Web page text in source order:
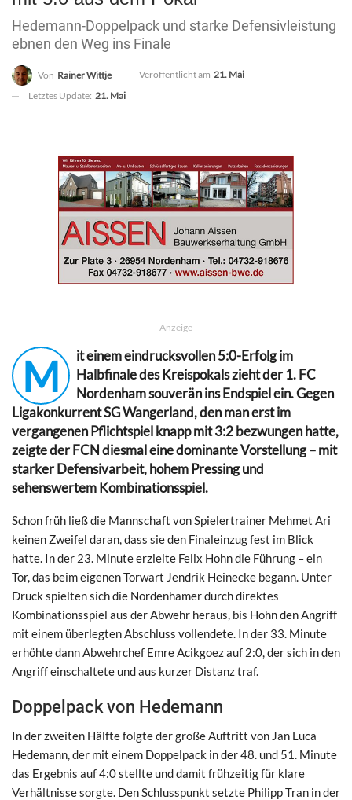
Hedemann-Doppelpack und starke Defensivleistung
ebnen den Weg ins Finale
Von Rainer Wittje Veröffentlicht am 21. Mai
Letztes Update: 21. Mai
Anzeige
M
it einem eindrucksvollen 5:0-Erfolg im
Halbfinale des Kreispokals zieht der 1. FC
Nordenham souverän ins Endspiel ein. Gegen
Ligakonkurrent SG Wangerland, den man erst im
vergangenen Pflichtspiel knapp mit 3:2 bezwungen hatte,
zeigte der FCN diesmal eine dominante Vorstellung – mit
starker Defensivarbeit, hohem Pressing und
sehenswertem Kombinationsspiel.
Schon früh ließ die Mannschaft von Spielertrainer Mehmet Ari
keinen Zweifel daran, dass sie den Finaleinzug fest im Blick
hatte. In der 23. Minute erzielte Felix Hohn die Führung – ein
Tor, das beim eigenen Torwart Jendrik Heinecke begann. Unter
Druck spielten sich die Nordenhamer durch direktes
Kombinationsspiel aus der Abwehr heraus, bis Hohn den Angriff
mit einem überlegten Abschluss vollendete. In der 33. Minute
erhöhte dann Abwehrchef Emre Acikgoez auf 2:0, der sich in den
Angriff einschaltete und aus kurzer Distanz traf.
Doppelpack von Hedemann
In der zweiten Hälfte folgte der große Auftritt von Jan Luca
Hedemann, der mit einem Doppelpack in der 48. und 51. Minute
das Ergebnis auf 4:0 stellte und damit frühzeitig für klare
Verhältnisse sorgte. Den Schlusspunkt setzte Philipp Tran in der